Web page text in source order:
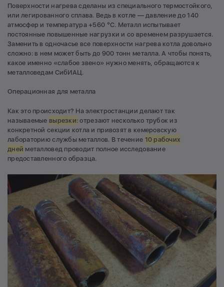
Поверхности нагрева сделаны из специального термостойкого,
или легированного сплава. Ведь в котле — давление до 140
атмосфер и температура +560 °С. Металл испытывает
постоянные повышенные нагрузки и со временем разрушается.
Заменить в одночасье все поверхности нагрева котла довольно
сложно: в нем может быть до 900 тонн металла. А чтобы понять,
какое именно «слабое звено» нужно менять, обращаются к
металловедам СибИАЦ.
Операционная для металла
Как это происходит? На электростанции делают так
называемые вырезки: отрезают несколько трубок из
конкретной секции котла и привозят в кемеровскую
лабораторию службы металлов. В течение 10 рабочих
дней металловед проводит полное исследование
предоставленного образца.